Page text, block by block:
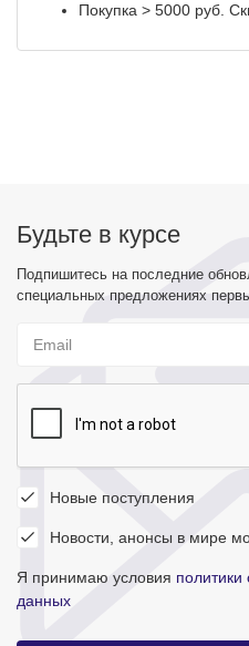
Покупка > 5000 руб.
Будьте в курсе
Подпишитесь на последние
специальных предложениях
Новые поступления
Новости, анонсы в мире
Я принимаю условия
данных